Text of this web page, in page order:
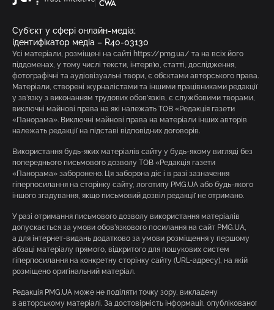
Суб’єкт у сфері онлайн-медіа;
ідентифікатор медіа – R40-03130
Усі матеріали, розміщені на сайті https://pmg.ua/ та на всіх його
піддоменах, у тому числі тексти, інтерв’ю, статті, дослідження,
фотографічні та аудіовізуальні твори, є об’єктами авторського права.
Матеріали, створені журналістами та іншими працівниками редакції
у зв’язку з виконанням трудових обов’язків, є службовими творами,
виключні майнові права на які належать ТОВ «Редакція газети
«Панорама». Виключні майнові права на матеріали інших авторів
належать редакції на підставі відповідних договорів.
Використання будь-яких матеріалів сайту у будь-якому вигляді без
попереднього письмового дозволу ТОВ «Редакція газети
«Панорама» заборонено. Ця заборона діє і в разі зазначення
гіперпосилання на сторінку сайту, логотипу PMG.UA або будь-якого
іншого згадування, якщо письмовий дозвіл редакції не отримано.
У разі отримання письмового дозволу використання матеріалів
допускається за умови обов’язкового посилання на сайт PMG.UA,
а для інтернет-видань додатково за умови розміщення у першому
абзаці матеріалу прямого, відкритого для пошукових систем
гіперпосилання на конкретну сторінку сайту (URL-адресу), на якій
розміщено оригінальний матеріал.
Редакція PMG.UA може не поділяти точку зору, викладену
в авторському матеріалі. За достовірність інформації, опублікованої